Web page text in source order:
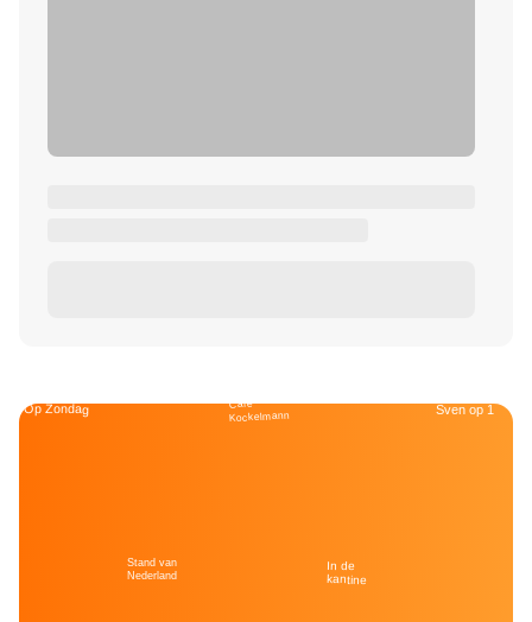
Op Zondag
Stand van
Nederland
Café
Kockelmann
In de
kantine
Sven op 1